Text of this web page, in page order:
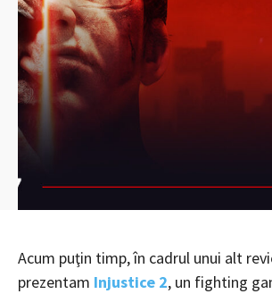
Acum puţin timp, în cadrul unui alt
prezentam Injustice 2, un fighting